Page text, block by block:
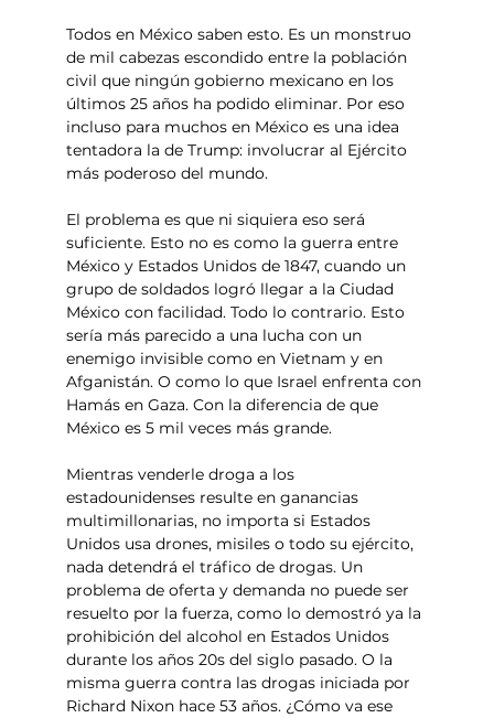
Todos en México saben esto. Es un monstruo
de mil cabezas escondido entre la población
civil que ningún gobierno mexicano en los
últimos 25 años ha podido eliminar. Por eso
incluso para muchos en México es una idea
tentadora la de Trump: involucrar al Ejército
más poderoso del mundo.
El problema es que ni siquiera eso será
suficiente. Esto no es como la guerra entre
México y Estados Unidos de 1847, cuando un
grupo de soldados logró llegar a la Ciudad
México con facilidad. Todo lo contrario. Esto
sería más parecido a una lucha con un
enemigo invisible como en Vietnam y en
Afganistán. O como lo que Israel enfrenta con
Hamás en Gaza. Con la diferencia de que
México es 5 mil veces más grande.
Mientras venderle droga a los
estadounidenses resulte en ganancias
multimillonarias, no importa si Estados
Unidos usa drones, misiles o todo su ejército,
nada detendrá el tráfico de drogas. Un
problema de oferta y demanda no puede ser
resuelto por la fuerza, como lo demostró ya la
prohibición del alcohol en Estados Unidos
durante los años 20s del siglo pasado. O la
misma guerra contra las drogas iniciada por
Richard Nixon hace 53 años. ¿Cómo va ese